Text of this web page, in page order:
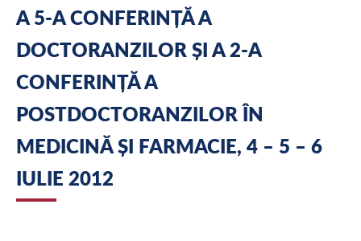
A 5-A CONFERINȚĂ A
DOCTORANZILOR ȘI A 2-A
CONFERINȚĂ A
POSTDOCTORANZILOR ÎN
MEDICINĂ ȘI FARMACIE, 4 – 5 – 6
IULIE 2012